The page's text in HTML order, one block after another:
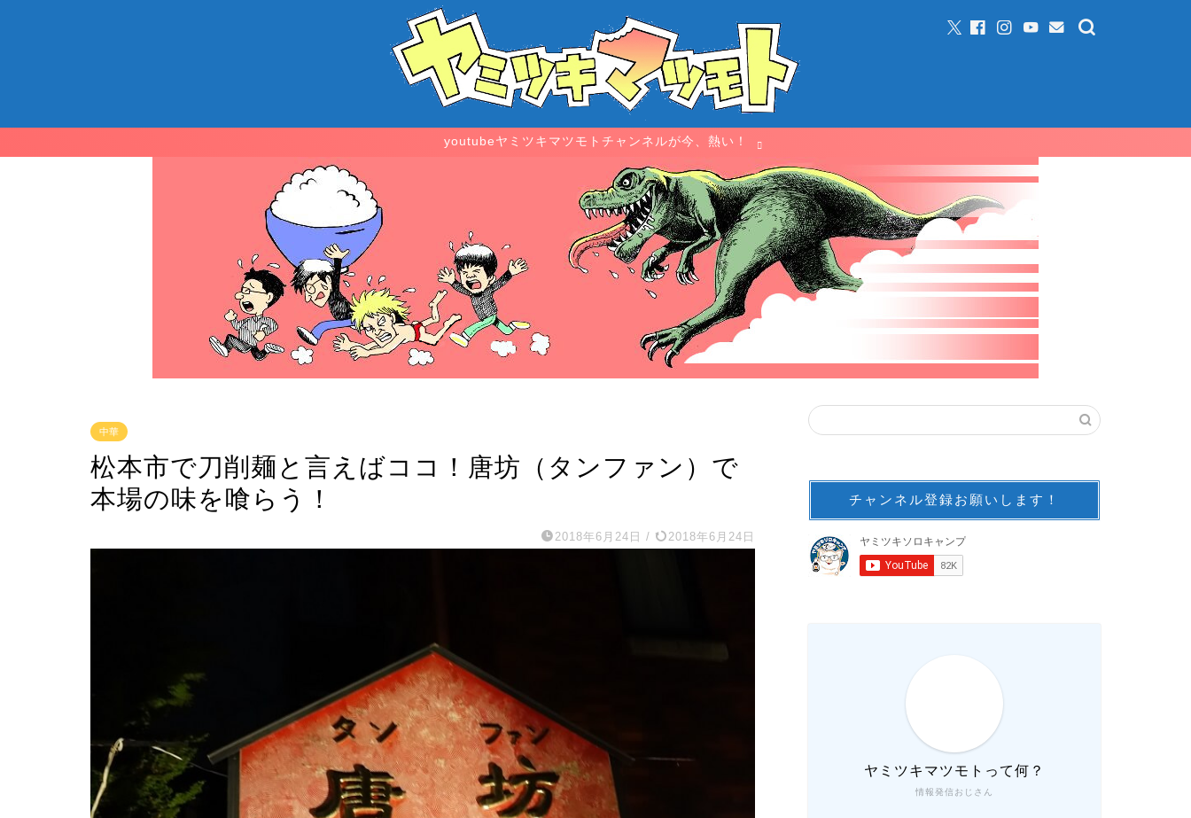
youtubeヤミツキマツモトチャンネルが今、熱い！
中華
松本市で刀削麺と言えばココ！唐坊（タンファン）で
本場の味を喰らう！
2018年6月24日 / 2018年6月24日
チャンネル登録お願いします！
情報発信おじさん
ヤミツキマツモトって何？